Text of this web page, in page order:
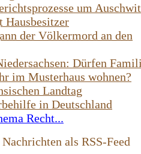
um
Hausbesitzer
der Völkermord an den
Dürfen
im Musterhaus wohnen?
Landtag
in Deutschland
Recht...
als RSS-Feed